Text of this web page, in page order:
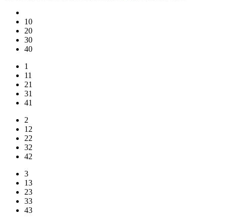
10
20
30
40
1
11
21
31
41
2
12
22
32
42
3
13
23
33
43